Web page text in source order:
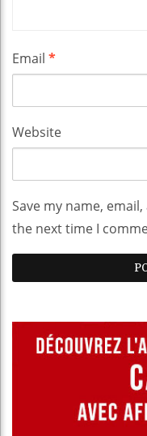
Email *
Website
Save my name,
the next time I